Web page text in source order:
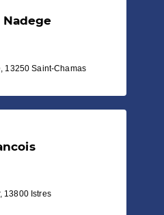
13250 Saint-Chamas
13800 Istres